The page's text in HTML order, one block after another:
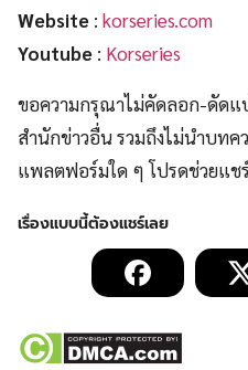
Website : korseries.com
Youtube : Korseries
ขอความกรุณาไม่คัดลอก-ดัดแ
สำนักข่าวอื่น รวมถึงไม่นำบทค
แพลตฟอร์มใด ๆ โปรดช่วยแ